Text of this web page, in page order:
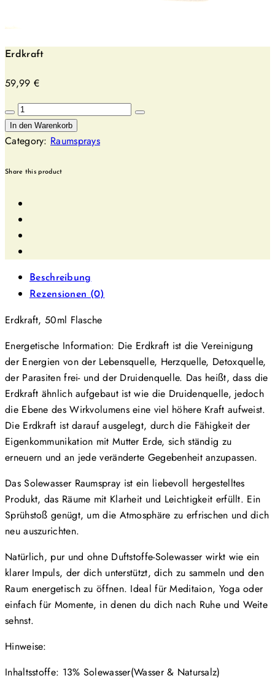
Erdkraft
59,99 €
Erdkraft
Menge
In den Warenkorb
Category: Raumsprays
Share this product
Beschreibung
Rezensionen (0)
Erdkraft, 50ml Flasche
Energetische Information: Die Erdkraft ist die Vereinigung
der Energien von der Lebensquelle, Herzquelle, Detoxquelle,
der Parasiten frei- und der Druidenquelle. Das heißt, dass die
Erdkraft ähnlich aufgebaut ist wie die Druidenquelle, jedoch
die Ebene des Wirkvolumens eine viel höhere Kraft aufweist.
Die Erdkraft ist darauf ausgelegt, durch die Fähigkeit der
Eigenkommunikation mit Mutter Erde, sich ständig zu
erneuern und an jede veränderte Gegebenheit anzupassen.
Das Solewasser Raumspray ist ein liebevoll hergestelltes
Produkt, das Räume mit Klarheit und Leichtigkeit erfüllt. Ein
Sprühstoß genügt, um die Atmosphäre zu erfrischen und dich
neu auszurichten.
Natürlich, pur und ohne Duftstoffe-Solewasser wirkt wie ein
klarer Impuls, der dich unterstützt, dich zu sammeln und den
Raum energetisch zu öffnen. Ideal für Meditaion, Yoga oder
einfach für Momente, in denen du dich nach Ruhe und Weite
sehnst.
Hinweise:
Inhaltsstoffe: 13% Solewasser(Wasser & Natursalz)